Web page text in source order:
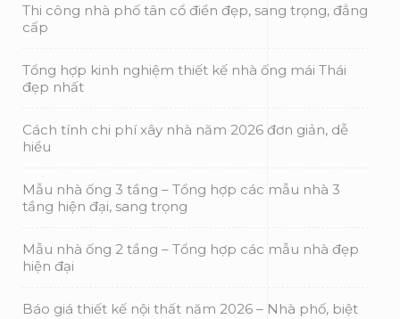
Thi công nhà phố tân cổ điển đẹp, sang trọng, đẳng
cấp
Tổng hợp kinh nghiệm thiết kế nhà ống mái Thái
đẹp nhất
Cách tính chi phí xây nhà năm 2026 đơn giản, dễ
hiểu
Mẫu nhà ống 3 tầng – Tổng hợp các mẫu nhà 3
tầng hiện đại, sang trọng
Mẫu nhà ống 2 tầng – Tổng hợp các mẫu nhà đẹp
hiện đại
Báo giá thiết kế nội thất năm 2026 – Nhà phố, biệt